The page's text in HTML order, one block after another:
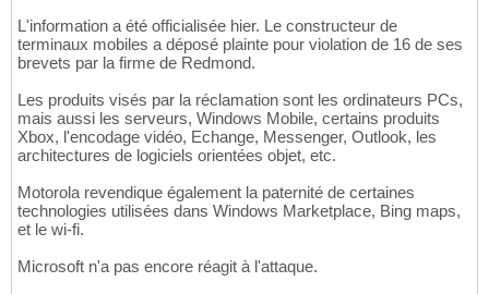
L'information a été officialisée hier. Le constructeur de
terminaux mobiles a déposé plainte pour violation de 16 de ses
brevets par la firme de Redmond.
Les produits visés par la réclamation sont les ordinateurs PCs,
mais aussi les serveurs, Windows Mobile, certains produits
Xbox, l'encodage vidéo, Echange, Messenger, Outlook, les
architectures de logiciels orientées objet, etc.
Motorola revendique également la paternité de certaines
technologies utilisées dans Windows Marketplace, Bing maps,
et le wi-fi.
Microsoft n'a pas encore réagit à l'attaque.